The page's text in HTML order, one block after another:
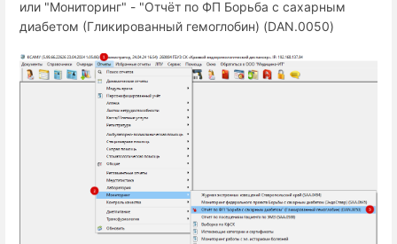
или "Мониторинг" - "Отчёт по ФП Борьба с сахарным
диабетом (Гликированный гемоглобин) (DAN.0050)